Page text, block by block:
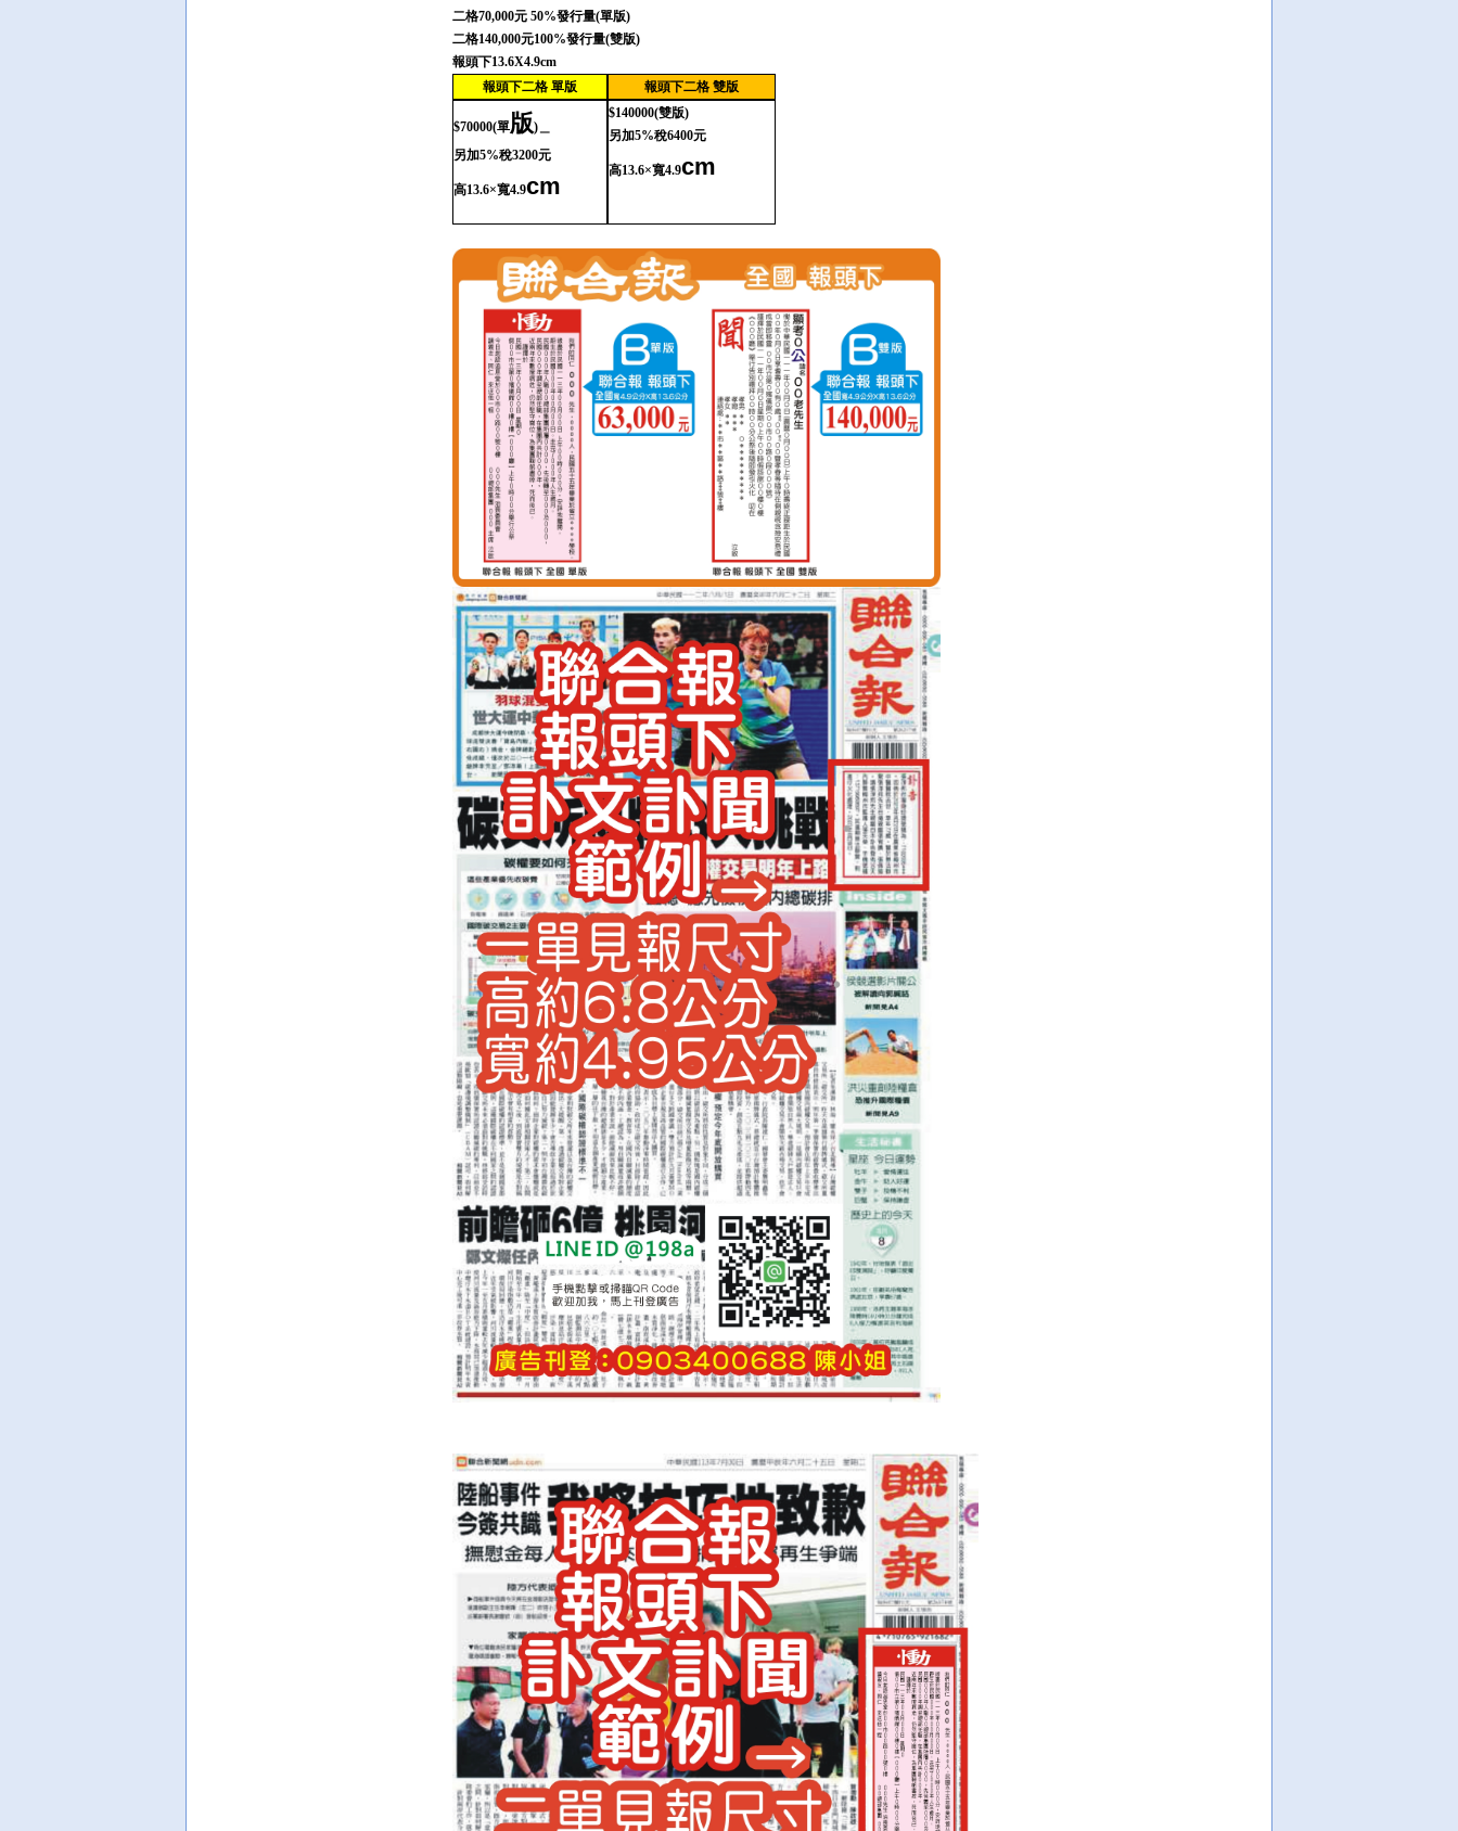
二格70,000元 50%發行量(單版)
二格140,000元100%發行量(雙版)
報頭下13.6X4.9cm
報頭下二格 單版 報頭下二格 雙版
$70000(單版)
另加5%稅3200元
高13.6×寬4.9cm
$140000(雙版)
另加5%稅6400元
高13.6×寬4.9cm